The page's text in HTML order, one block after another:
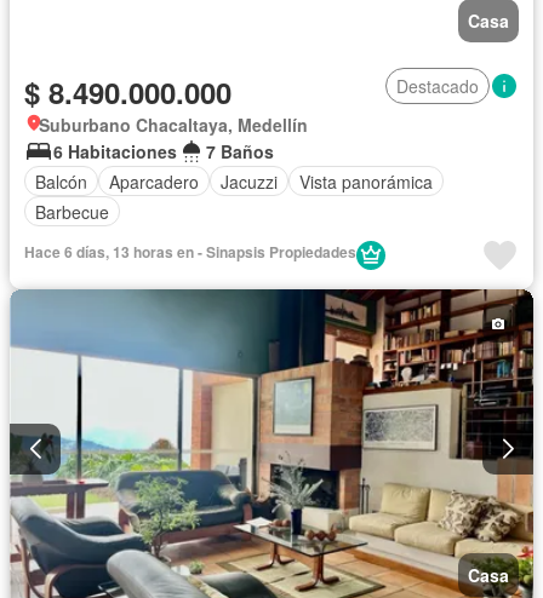
Casa
$ 8.490.000.000
Destacado
Suburbano Chacaltaya, Medellín
6 Habitaciones
7 Baños
Balcón
Aparcadero Jacuzzi
Vista panorámica
Barbecue
Hace 6 días, 13 horas en - Sinapsis Propiedades
Casa